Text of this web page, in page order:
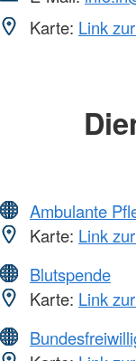
Karte: Link
Ambulante
Karte: Link
Blutspende
Karte: Link